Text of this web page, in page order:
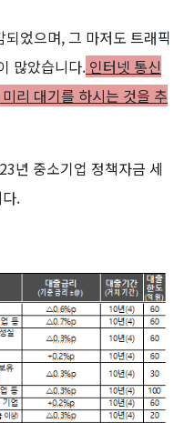
었으며, 그 마저도 트래픽
많았습니다. 인터넷 통신
리 대기를 하시는 것을 추
년 중소기업 정책자금 세
.